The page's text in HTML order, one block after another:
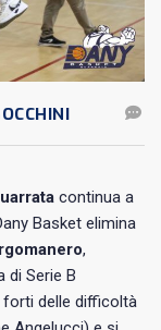
continua a
Basket elimina
,
di Serie B
forti delle difficoltà